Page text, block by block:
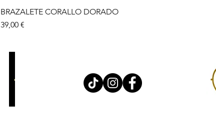
BRAZALETE CORALLO DORADO
Precio
39,00 €